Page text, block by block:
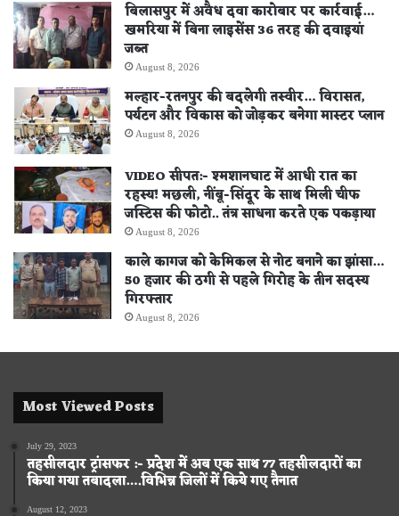
बिलासपुर में अवैध दवा कारोबार पर कार्रवाई…
खमरिया में बिना लाइसेंस 36 तरह की दवाइयां
जब्त
August 8, 2026
मल्हार-रतनपुर की बदलेगी तस्वीर… विरासत,
पर्यटन और विकास को जोड़कर बनेगा मास्टर प्लान
August 8, 2026
VIDEO सीपत:- श्मशानघाट में आधी रात का
रहस्य! मछली, नींबू-सिंदूर के साथ मिली चीफ
जस्टिस की फोटो.. तंत्र साधना करते एक पकड़ाया
August 8, 2026
काले कागज को केमिकल से नोट बनाने का झांसा…
50 हजार की ठगी से पहले गिरोह के तीन सदस्य
गिरफ्तार
August 8, 2026
Most Viewed Posts
July 29, 2023
तहसीलदार ट्रांसफर :- प्रदेश में अब एक साथ 77 तहसीलदारों का
किया गया तबादला….विभिन्न जिलों में किये गए तैनात
August 12, 2023